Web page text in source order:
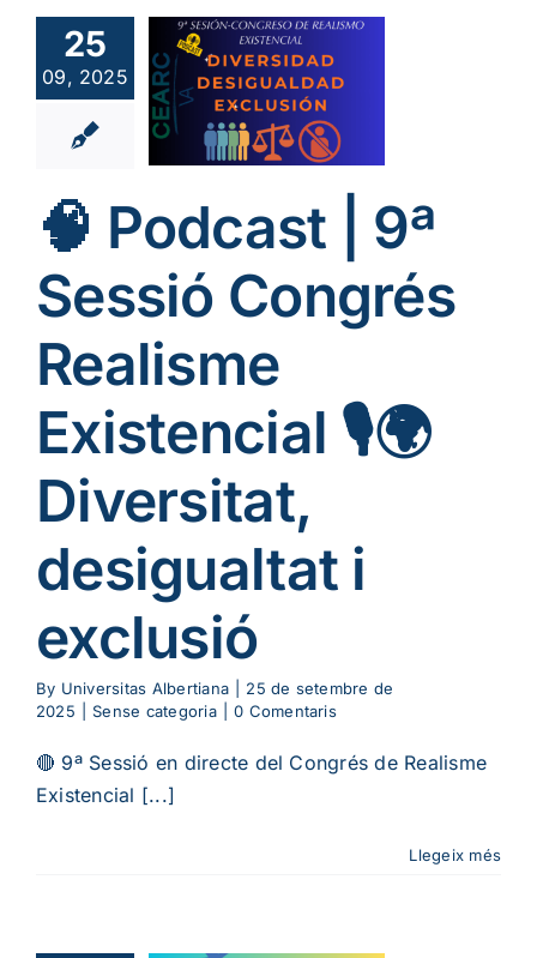
25
09, 2025
Sessió
🎙️
categoria
🧠 Podcast | 9ª
Sessió Congrés
Realisme
Existencial 🎙️🌍
Diversitat,
desigualtat i
exclusió
By Universitas Albertiana
25 de setembre de
2025
Sense categoria 0 Comentaris
🔴 9ª Sessió en directe del Congrés de Realisme
Existencial [...]
Llegeix més